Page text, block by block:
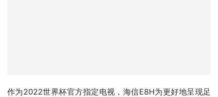
作为2022世界杯官方指定电视，海信E8H为更好地呈现足